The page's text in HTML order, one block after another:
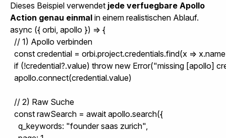
Dieses Beispiel verwendet jede verfuegbare Apollo
Action genau einmal in einem realistischen Ablauf.
async ({ orbi, apollo }) => {
  // 1) Apollo verbinden
const credential = orbi.project.credentials.find(x =>
if (!credential?.value) throw new Error("missing [apollo]
  apollo.connect(credential.value)
  // 2) Raw Suche
  const rawSearch = await apollo.search({
    q_keywords: "founder saas zurich",